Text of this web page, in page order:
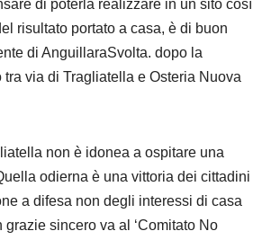
di poterla realizzare in un sito così
risultato portato a casa, è di buon
di AnguillaraSvolta. dopo la
via di Tragliatella e Osteria Nuova
non è idonea a ospitare una
odierna è una vittoria dei cittadini
a difesa non degli interessi di casa
sincero va al ‘Comitato No